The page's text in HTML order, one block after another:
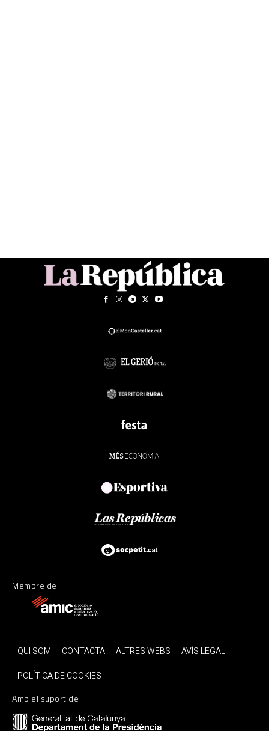
Membre de:
QUI SOM CONTACTA ALTRES WEBS
AVÍS LEGAL
POLÍTICA DE COOKIES
Amb el suport de